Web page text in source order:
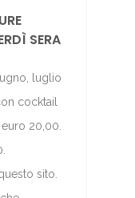
SERA
luglio
cocktail
20,00.
sito.